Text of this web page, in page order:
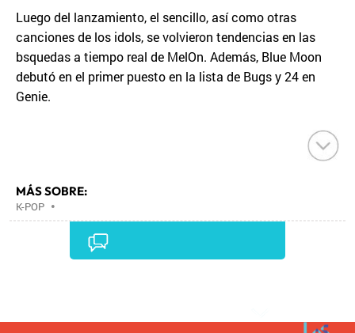
Luego del lanzamiento, el sencillo, así como otras
canciones de los idols, se volvieron tendencias en las
bsquedas a tiempo real de MelOn. Además, Blue Moon
debutó en el primer puesto en la lista de Bugs y 24 en
Genie.
MÁS SOBRE:
K-POP •